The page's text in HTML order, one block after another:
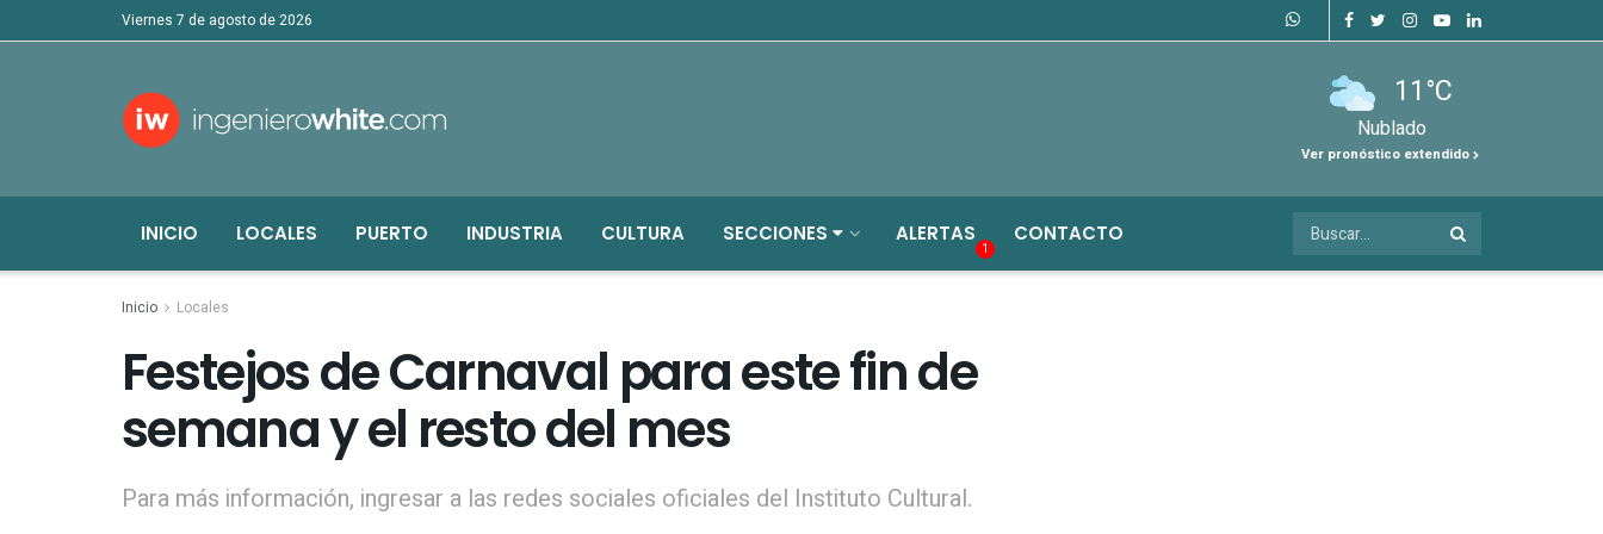
viernes 7 de agosto de 2026
11°C
Nublado
Ver pronóstico extendido
INICIO LOCALES PUERTO INDUSTRIA CULTURA SECCIONES ALERTAS
1
CONTACTO
Inicio Locales
Festejos de Carnaval para este fin de
semana y el resto del mes
Para más información, ingresar a las redes sociales oficiales del Instituto Cultural.